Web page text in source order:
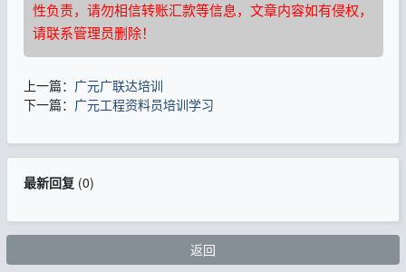
性负责，请勿相信转账汇款等信息，文章内容如有侵权，
请联系管理员删除！
上一篇： 广元广联达培训
下一篇： 广元工程资料员培训学习
最新回复(0)
返回